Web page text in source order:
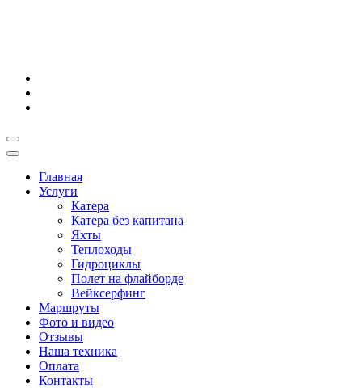
Главная
Услуги
Катера
Катера без капитана
Яхты
Теплоходы
Гидроциклы
Полет на флайборде
Вейксерфинг
Маршруты
Фото и видео
Отзывы
Наша техника
Оплата
Контакты